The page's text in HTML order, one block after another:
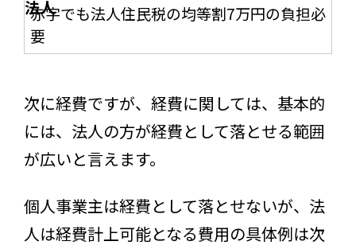
赤字でも法人住民税の均等割7万円の負担必
要
次に経費ですが、経費に関しては、基本的
には、法人の方が経費として落とせる範囲
が広いと言えます。
個人事業主は経費として落とせないが、法
人は経費計上可能となる費用の具体例は次